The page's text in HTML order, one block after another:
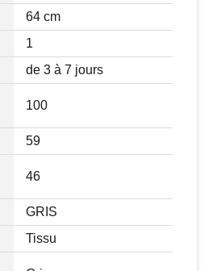
5 branches
par 360 degrés
pour sol souple
100 kg
Longueur : 59 cm
: 46 cm - 56 cm
64 cm
1
de 3 à 7 jours
100
59
46
GRIS
Tissu